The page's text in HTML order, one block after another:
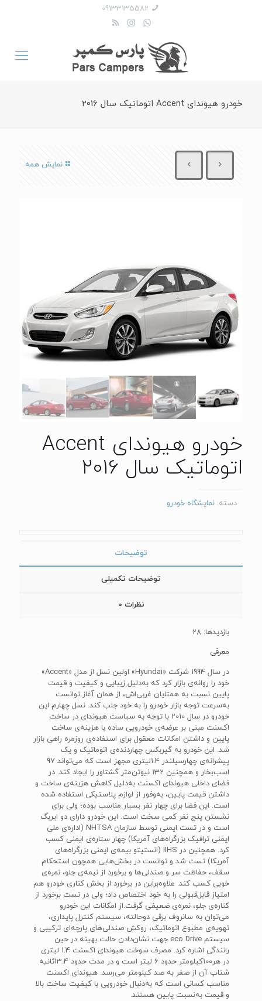
09133135582
خودرو هیوندای Accent اتوماتیک سال 2016
نمایش همه
خودرو هیوندای Accent
اتوماتیک سال 2016
دسته: نمایشگاه خودرو
توضیحات
توضیحات تکمیلی
نظرات 0
بازدیدها: 28
معرفی
در سال 1994 شرکت «Hyundai» اولین نسل از مدل «Accent»
خود را روانه‌ی بازار کرد که به‌دلیل زیبایی و کیفیت و قیمت
پایین نسبت به همتایان غربی‌اش، از همان آغاز توانست
به‌سرعت توجه بازار خودرو را به خود جلب کند. نسل چهارم این
خودرو در سال 2010 با توجه به سیاست هیوندای در ساخت
اکسنت مبنی بر عرضه‌ی خودرویی ساده با هزینه‌ی ساخت
پایین و داشتن امکانات معقول برای استفاده‌ی روزمره راهی بازار
شد. این خودرو به گیربکس چهاردنده‌ی اتوماتیک و یک
پیشرانه‌ی چهارسیلندر 1.4لیتری مجهز است که می‌تواند 97
اسب‌بخار و همچنین 132 نیوتن‌متر گشتاور را ایجاد کند. در
فضای داخلی هیوندای اکسنت به‌دلیل کاهش هزینه‌ی ساخت و
داشتن قیمت پایین، به‌وفور از لوازم پلاستیکی استفاده شده
است. این فضا برای چهار نفر بسیار مناسب بوده؛ ولی برای
نشستن پنج‌ نفر کمی سخت است. این خودرو دارای دو ایربگ
است و در تست ایمنی توسط سازمان NHTSA (اداره‌ی ملی
ایمنی ترافیک بزرگراه‌های آمریکا) چهار ستاره‌ی ایمنی کسب
کرد. همچنین در IIHS (انستیتو بیمه‌ی ایمنی بزرگراه‌های
آمریکا) تست شد و توانست در بخش‌هایی همچون استحکام
سقف، حفاظت سر و صندلی‌ها و برخورد از نیمه‌ی جلو، نمره‌ی
خوبی کسب کند. علاوه‌براین در برخورد از بخش کناری خودرو هم
امتیاز قابل‌قبولی را به خود اختصاص داد؛ ولی در تست برخورد از
کناره‌ی جلو، نمره‌ی ضعیفی گرفت.از امکانات این خودرو
می‌توان به سانروف برقی دوحالته، سیستم کنترل پایداری،
تهویه‌ی مطبوع اتوماتیک، روکش صندلی‌های پارچه‌ای ترکیبی و
سیستم eco Drive جهت نشان‌دادن حالت بهینه در حین
رانندگی اشاره کرد. مصرف سوخت هیوندای اکسنت 1.4 لیتری
در هر100کیلومتر حدود 6 لیتر است و در مدت حدود 13.4ثانیه
شتاب آن از صفر به صد کیلومتر می‌رسد. هیوندای اکسنت
مناسب کسانی است که به‌دنبال خودرویی با کیفیت ساخت بالا
و قیمت به‌نسبت پایین هستند.